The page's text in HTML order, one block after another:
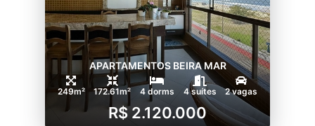
APARTAMENTOS BEIRA MAR
249m² 172.61m² 4 dorms 4 suítes 2 vagas
R$ 2.120.000